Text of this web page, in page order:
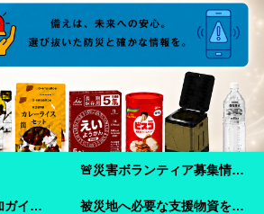
🚨災害ボランティア募集情報【2026年8月8日最新】熊本地震 🚨
災害ボランティア参加ガイド【令和8年熊本地震】事前登録・申し込み方法・ボランティア活動保険 被災地へ必要な支援物資を届けませんか？【熊本地震支援】｜Amazonほしい物リストで今すぐ支援できます